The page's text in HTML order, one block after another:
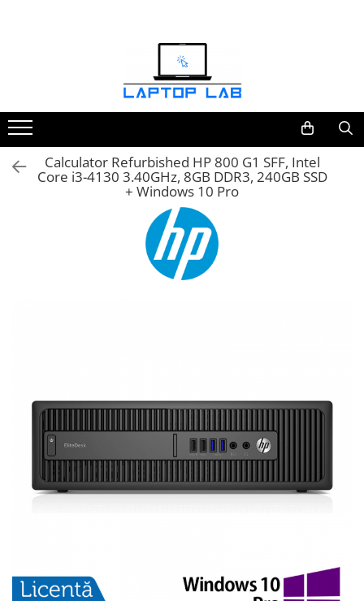
Mouseuri
Încărcătoare
Calculator Refurbished HP 800 G1 SFF, Intel
Core i3-4130 3.40GHz, 8GB DDR3, 240GB SSD
+ Windows 10 Pro